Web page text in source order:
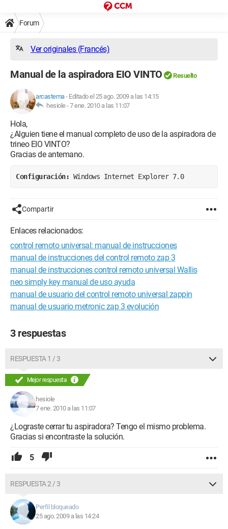
Forum
Ver originales (Francés)
Manual de la aspiradora EIO VINTO Resuelto
arcastema- Editado el 25 ago. 2009 a las 14:15
hesiole -7 ene. 2010 a las 11:07
Hola,
¿Alguien tiene el manual completo de uso de la aspiradora de
trineo EIO VINTO?
Gracias de antemano.
Configuración: Windows Internet Explorer 7.0
Compartir
Enlaces relacionados:
control remoto universal: manual de instrucciones
manual de instrucciones del control remoto zap 3
manual de instrucciones control remoto universal Wallis
neo simply key manual de uso ayuda
manual de usuario del control remoto universal zappin
manual de usuario metronic zap 3 evolución
3 respuestas
RESPUESTA 1 / 3
Mejor respuesta
hesiole
7 ene. 2010 a las 11:07
¿Lograste cerrar tu aspiradora? Tengo el mismo problema.
Gracias si encontraste la solución.
5
RESPUESTA 2 / 3
Perfil bloqueado
25 ago. 2009 a las 14:24